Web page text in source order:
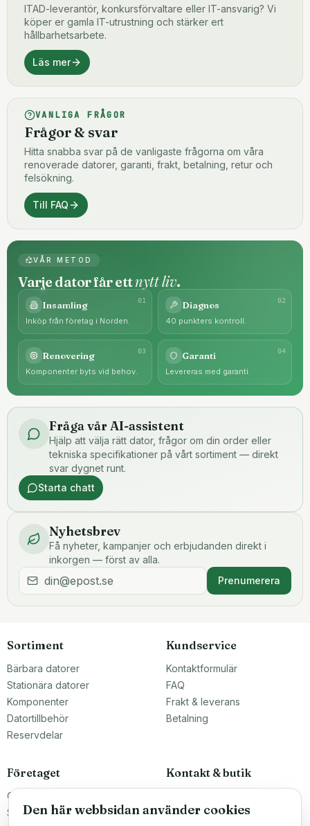
ITAD-leverantör, konkursförvaltare eller IT-ansvarig? Vi
köper er gamla IT-utrustning och stärker ert
hållbarhetsarbete.
Läs mer
VANLIGA FRÅGOR
Frågor & svar
Hitta snabba svar på de vanligaste frågorna om våra
renoverade datorer, garanti, frakt, betalning, retur och
felsökning.
Till FAQ
VÅR METOD
Varje dator får ettnytt liv.
01
Insamling
Inköp från företag i Norden.
02
Diagnos
40 punkters kontroll.
03
Renovering
Komponenter byts vid behov.
04
Garanti
Levereras med garanti.
Fråga vår AI-assistent
Hjälp att välja rätt dator, frågor om din order eller
tekniska specifikationer på vårt sortiment — direkt
svar dygnet runt.
Starta chatt
Nyhetsbrev
Få nyheter, kampanjer och erbjudanden direkt i
inkorgen — först av alla.
Prenumerera
Sortiment
Bärbara datorer
Stationära datorer
Komponenter
Datortillbehör
Reservdelar
Kundservice
Kontaktformulär
FAQ
Frakt & leverans
Betalning
Företaget
Om oss
Större inköp?
Kontakt & butik
Malmö, Sverige
Den här webbsidan använder cookies